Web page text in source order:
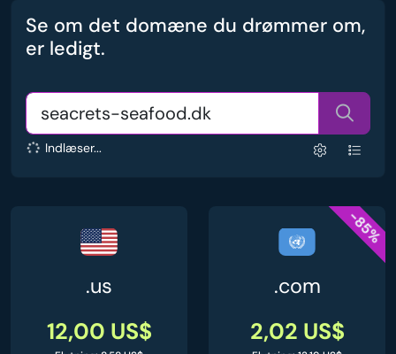
Se om det domæne du drømmer om,
er ledigt.
Indlæser...
.us
12,00 US$
-85%
.com
2,02 US$